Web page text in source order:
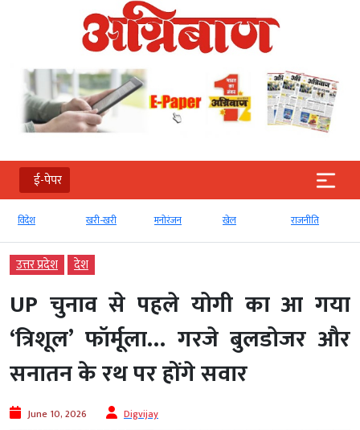
ई-पेपर
विदेश खरी-खरी मनोरंजन खेल राजनीति
उत्तर प्रदेश देश
UP चुनाव से पहले योगी का आ गया
‘त्रिशूल’ फॉर्मूला… गरजे बुलडोजर और
सनातन के रथ पर होंगे सवार
June 10, 2026 Digvijay